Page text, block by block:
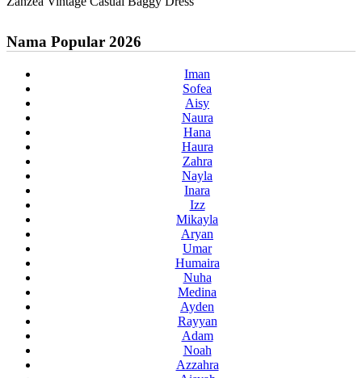
Nama Popular 2026
Iman
Sofea
Aisy
Naura
Hana
Haura
Zahra
Nayla
Inara
Izz
Mikayla
Aryan
Umar
Humaira
Nuha
Medina
Ayden
Rayyan
Adam
Noah
Azzahra